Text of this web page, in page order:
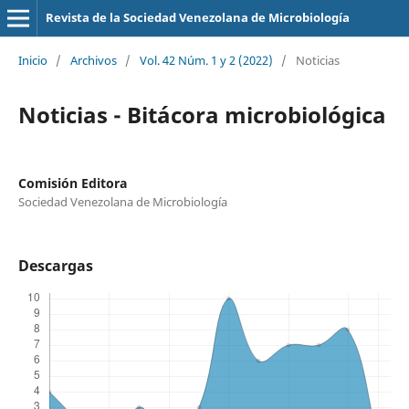
Revista de la Sociedad Venezolana de Microbiología
Inicio / Archivos / Vol. 42 Núm. 1 y 2 (2022) / Noticias
Noticias - Bitácora microbiológica
Comisión Editora
Sociedad Venezolana de Microbiología
Descargas